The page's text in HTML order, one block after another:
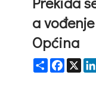
a
Općina
Share X